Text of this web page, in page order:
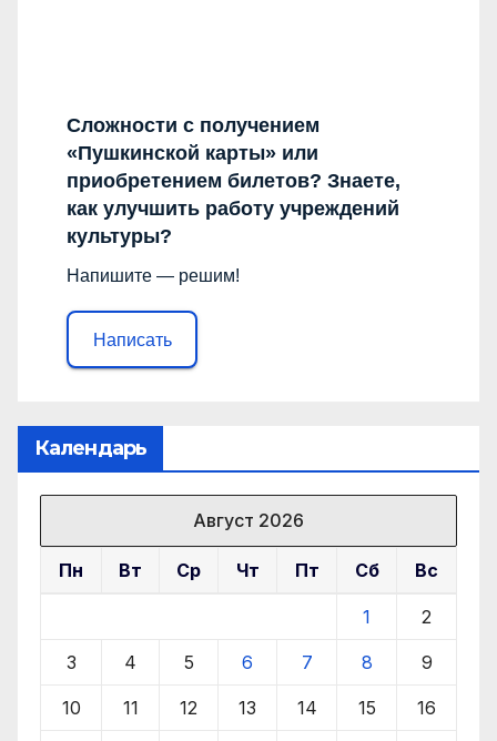
Сложности с получением
«Пушкинской карты» или
приобретением билетов? Знаете,
как улучшить работу учреждений
культуры?
Напишите — решим!
Написать
Календарь
Август 2026
Пн Вт Ср Чт Пт Сб Вс
1 2
3 4 5 6 7 8 9
10 11 12 13 14 15 16